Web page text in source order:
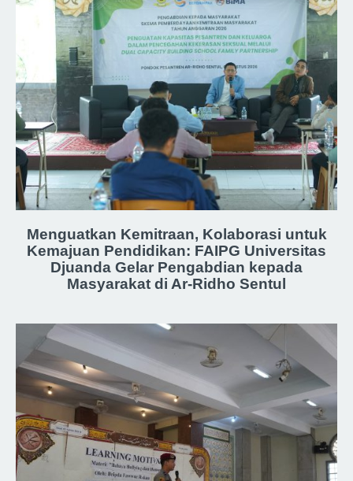
Menguatkan Kemitraan, Kolaborasi untuk
Kemajuan Pendidikan: FAIPG Universitas
Djuanda Gelar Pengabdian kepada
Masyarakat di Ar-Ridho Sentul